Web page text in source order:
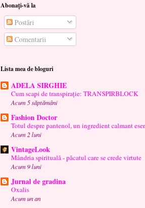
Abonați-vă la
Postări
Comentarii
Lista mea de bloguri
ADELA SIRGHIE
Cum scapi de transpirație: TRANSPIRBLOCK
Acum 5 săptămâni
Fashion Doctor
Totul despre pantenol, un ingredient calmant
Acum 2 luni
VintageLook
Mândria spirituală - păcatul care se crede virtute
Acum 9 luni
Jurnal de gradina
Oxalis
Acum un an